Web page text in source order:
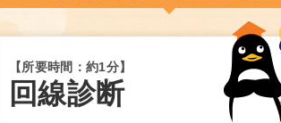
【所要時間：約1分】
回線診断